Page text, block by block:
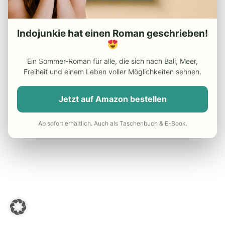
Test Page Widgets
Indojunkie hat einen Roman geschrieben!
Ein Sommer-Roman für alle, die sich nach Bali, Meer,
Freiheit und einem Leben voller Möglichkeiten sehnen.
Jetzt auf Amazon bestellen
Ab sofort erhältlich. Auch als Taschenbuch & E-Book.